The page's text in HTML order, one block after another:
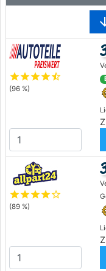
starstarstarstarstar_half
(96 %)
starstarstarstarstar_outline
(89 %)